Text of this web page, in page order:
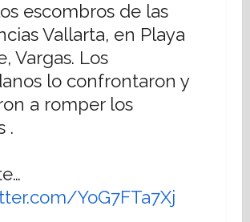
escombros de las
Vallarta, en Playa
Vargas. Los
lo confrontaron y
a romper los
.
YoG7FTa7Xj